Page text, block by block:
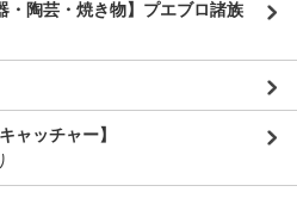
陶芸・焼き物】プエブロ諸族
ャッチャー】